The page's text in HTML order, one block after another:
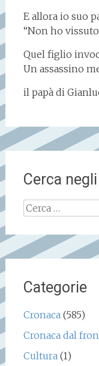
E allora io suo
“Non ho
Quel figlio
Un assassino
il papà di
Cerca
Ricerca
Categorie
Cronaca(585)
Cronaca dal
Cultura(1)